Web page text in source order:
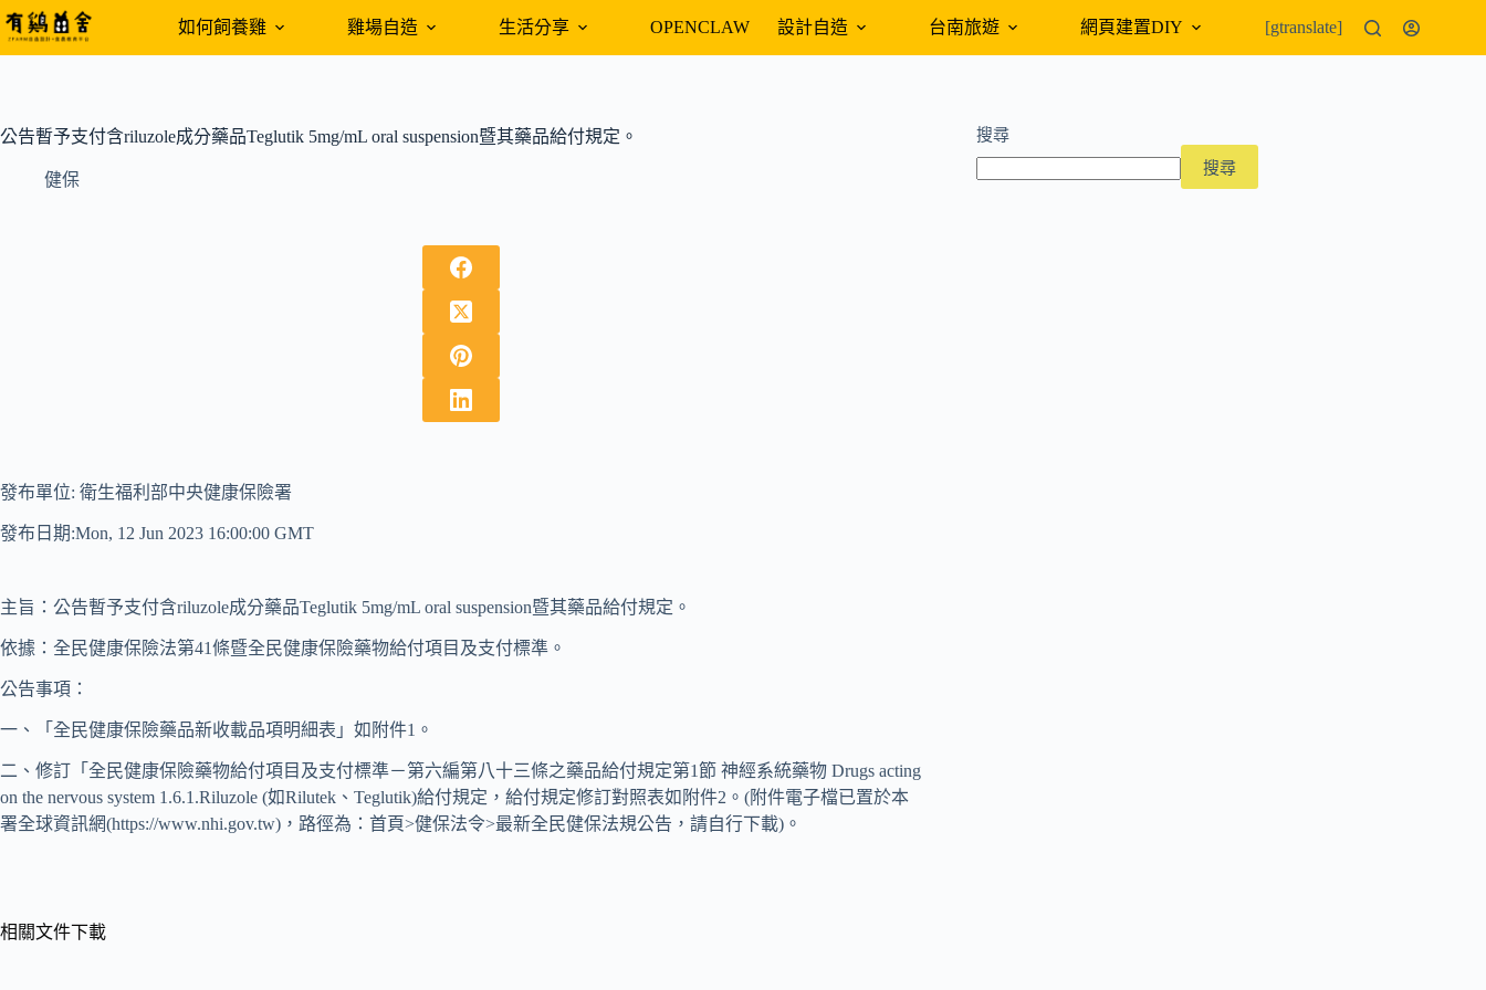
跳
至
容
如何飼養雞 雞場自造 生活分享 OPENCLAW 設計自造 台南旅遊 網頁建置DIY 外幣匯率
[gtranslate]
公告暫予支付含riluzole成分藥品Teglutik 5mg/mL oral suspension暨其藥品給付規定。
健保
發布單位: 衛生福利部中央健康保險署
發布日期:Mon, 12 Jun 2023 16:00:00 GMT
主旨：公告暫予支付含riluzole成分藥品Teglutik 5mg/mL oral suspension暨其藥品給付規定。
依據：全民健康保險法第41條暨全民健康保險藥物給付項目及支付標準。
公告事項：
一、「全民健康保險藥品新收載品項明細表」如附件1。
二、修訂「全民健康保險藥物給付項目及支付標準－第六編第八十三條之藥品給付規定第1節 神經系統藥物 Drugs acting
on the nervous system 1.6.1.Riluzole (如Rilutek、Teglutik)給付規定，給付規定修訂對照表如附件2。(附件電子檔已置於本
署全球資訊網(https://www.nhi.gov.tw)，路徑為：首頁>健保法令>最新全民健保法規公告，請自行下載)。
相關文件下載
搜尋
搜尋